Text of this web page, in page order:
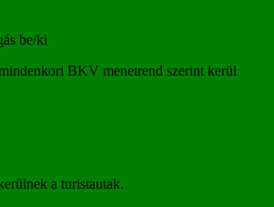
be/ki
BKV menetrend szerint kerül
a turistautak.